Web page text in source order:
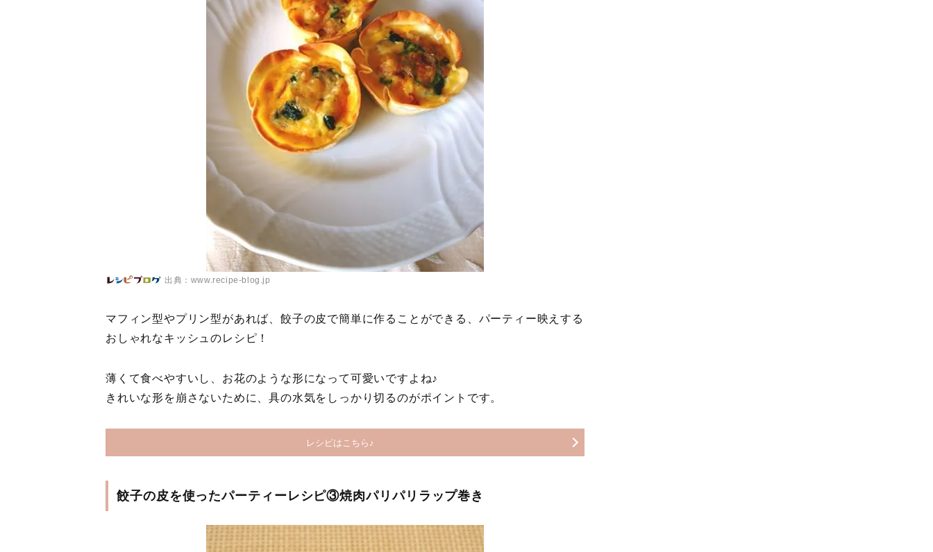
出典：www.recipe-blog.jp
マフィン型やプリン型があれば、餃子の皮で簡単に作ることができる、パーティー映えする
おしゃれなキッシュのレシピ！
薄くて食べやすいし、お花のような形になって可愛いですよね♪
きれいな形を崩さないために、具の水気をしっかり切るのがポイントです。
レシピはこちら♪
餃子の皮を使ったパーティーレシピ③焼肉パリパリラップ巻き